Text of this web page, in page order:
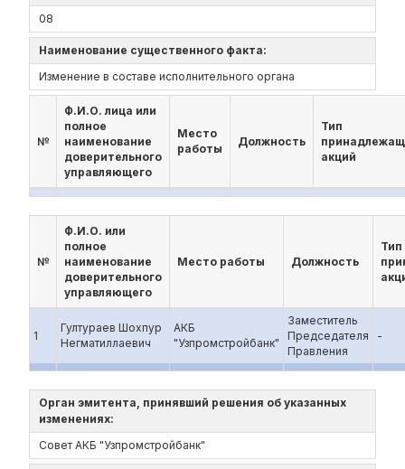
08
Наименование существенного факта:
Изменение в составе исполнительного органа
№
Ф.И.О. лица или
полное
наименование
доверительного
управляющего
Место
работы
Должность
Тип
акций
№
Ф.И.О. или
полное
наименование
доверительного
управляющего
Место работы Должность
Тип
1
Гултураев Шохпур
Негматиллаевич
АКБ
"Узпромстройбанк"
Заместитель
Председателя
Правления
-
Орган эмитента, принявший решения об указанных
изменениях:
Совет АКБ "Узпромстройбанк"